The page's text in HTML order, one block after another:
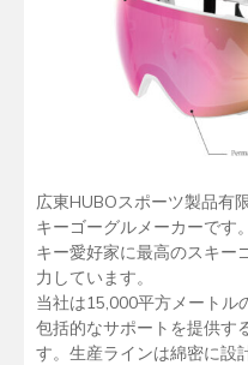
広東HUBOスポーツ製品有
キーゴーグルメーカーです
キー愛好家に最高のスキー
力しています。
当社は15,000平方メートル
包括的なサポートを提供す
す。生産ラインは綿密に設